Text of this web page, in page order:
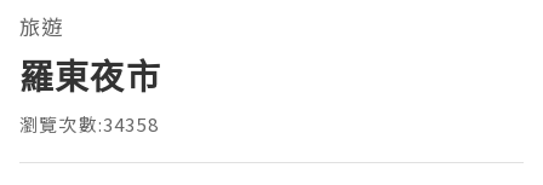
旅遊
羅東夜市
瀏覽次數:34358